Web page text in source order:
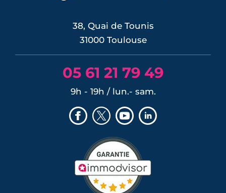
38, Quai de Tounis
31000 Toulouse
05 61 21 79 49
9h - 19h / lun.- sam.